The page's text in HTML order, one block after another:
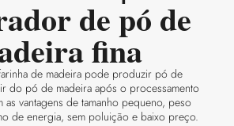
de pó de
fina
de madeira pode produzir pó de
do pó de madeira após o processamento
as vantagens de tamanho pequeno, peso
de energia, sem poluição e baixo preço.